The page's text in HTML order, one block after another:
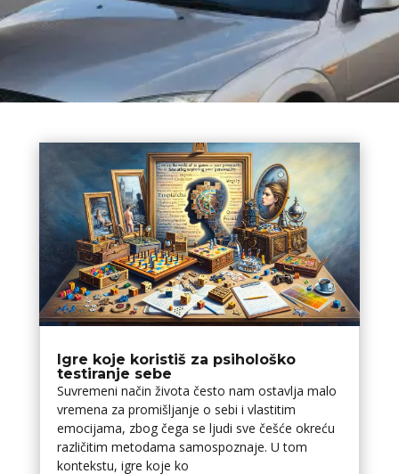
Igre koje koristiš za psihološko
testiranje sebe
Suvremeni način života često nam ostavlja malo
vremena za promišljanje o sebi i vlastitim
emocijama, zbog čega se ljudi sve češće okreću
različitim metodama samospoznaje. U tom
kontekstu, igre koje ko